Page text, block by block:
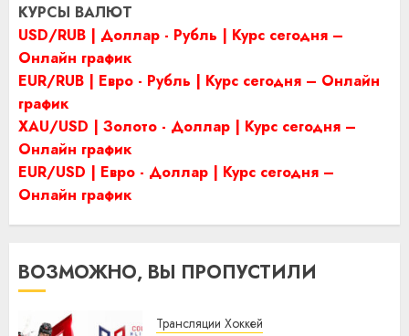
КУРСЫ ВАЛЮТ
USD/RUB | Доллар - Рубль | Курс сегодня –
Онлайн график
EUR/RUB | Евро - Рубль | Курс сегодня – Онлайн
график
XAU/USD | Золото - Доллар | Курс сегодня –
Онлайн график
EUR/USD | Евро - Доллар | Курс сегодня –
Онлайн график
ВОЗМОЖНО, ВЫ ПРОПУСТИЛИ
Трансляции Хоккей